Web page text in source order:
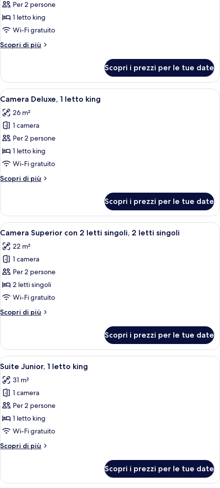
singoli
per
Camera
Superior,
letto
Per 2 persone
1 letto king
Wi-Fi gratuito
Scopri di più
Altri
Superior,
letto
Scopri i prezzi per le tue date
Apri
tutte
le
foto
per
Camera
Deluxe,
letto
Una camera d'albergo con uno
10
Camera Deluxe, 1 letto king
26 m²
1 camera
Per 2 persone
1 letto king
Wi-Fi gratuito
Scopri di più
Altri
Deluxe,
letto
Scopri i prezzi per le tue date
Apri
tutte
le
foto
per
Camera
Superior
2
2
letti
singoli
Una camera d'albergo con un letto
7
Camera Superior con 2 letti singoli, 2 letti singoli
22 m²
1 camera
Per 2 persone
2 letti singoli
Wi-Fi gratuito
Scopri di più
Altri
Superior
con
2
singoli,
2
singoli
Scopri i prezzi per le tue date
Apri
tutte
le
foto
per
Suite
Junior,
letto
Una camera moderna con una
11
Suite Junior, 1 letto king
31 m²
1 camera
Per 2 persone
1 letto king
Wi-Fi gratuito
Scopri di più
Altri
Junior,
Scopri i prezzi per le tue date